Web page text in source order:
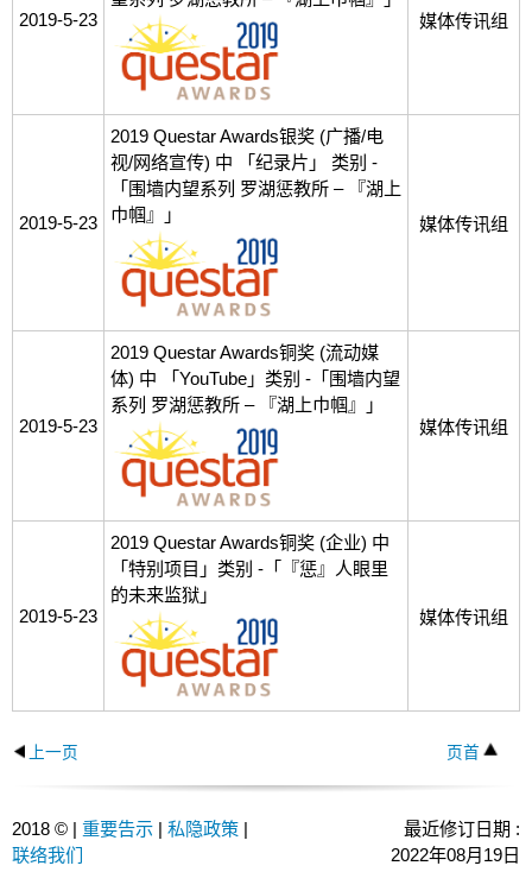
2019-5-23
媒体传讯组
2019-5-23
2019 Questar Awards银奖 (广播/电
视/网络宣传) 中 「纪录片」 类别 -
「围墙内望系列 罗湖惩教所 – 『湖上
巾帼』」
媒体传讯组
2019-5-23
2019 Questar Awards铜奖 (流动媒
体) 中 「YouTube」类别 -「围墙内望
系列 罗湖惩教所 – 『湖上巾帼』」
媒体传讯组
2019-5-23
2019 Questar Awards铜奖 (企业) 中
「特别项目」类别 -「『惩』人眼里
的未来监狱」
媒体传讯组
上一页 页首
2018 © | 重要告示 | 私隐政策 |
联络我们
最近修订日期 :
2022年08月19日